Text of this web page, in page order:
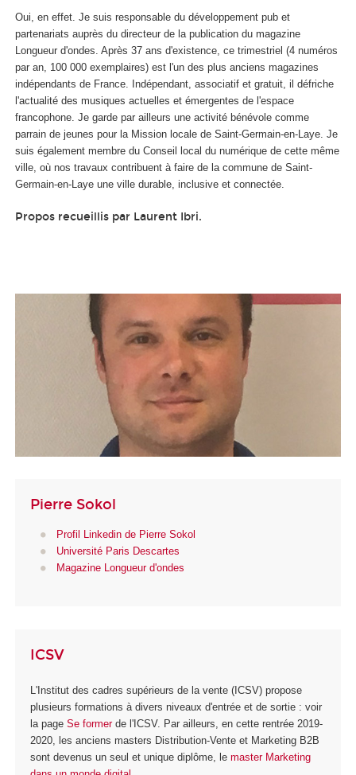
Oui, en effet. Je suis responsable du développement pub et
partenariats auprès du directeur de la publication du magazine
Longueur d'ondes. Après 37 ans d'existence, ce trimestriel (4 numéros
par an, 100 000 exemplaires) est l'un des plus anciens magazines
indépendants de France. Indépendant, associatif et gratuit, il défriche
l'actualité des musiques actuelles et émergentes de l'espace
francophone. Je garde par ailleurs une activité bénévole comme
parrain de jeunes pour la Mission locale de Saint-Germain-en-Laye. Je
suis également membre du Conseil local du numérique de cette même
ville, où nos travaux contribuent à faire de la commune de Saint-
Germain-en-Laye une ville durable, inclusive et connectée.
Propos recueillis par Laurent Ibri.
Pierre Sokol
Profil Linkedin de Pierre Sokol
Université Paris Descartes
Magazine Longueur d'ondes
ICSV
L'Institut des cadres supérieurs de la vente (ICSV) propose
plusieurs formations à divers niveaux d'entrée et de sortie : voir
la page Se formerde l'ICSV. Par ailleurs, en cette rentrée 2019-
2020, les anciens masters Distribution-Vente et Marketing B2B
sont devenus un seul et unique diplôme, le master Marketing